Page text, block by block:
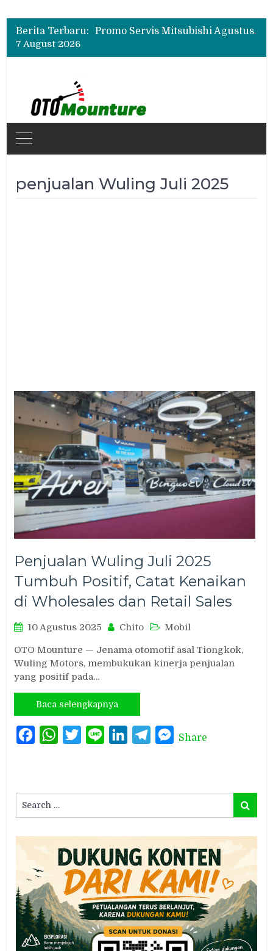
Berita Terbaru:
Bukan Cuma Layar 14,6 Inci, Ini Fitur Pintar Changan Nevo Q05 yang Dibanderol Rp309 Juta
Promo Servis Mitsubishi Agustus 2026, Ada Diskon ESP dan Bodi & Cat Kilau Merdeka
Bukan Cuma Layar 14,6 Inci, Ini Fitur Pintar Changan Nevo Q05 yang Dibanderol Rp309 Juta
7 August 2026
penjualan Wuling Juli 2025
Penjualan Wuling Juli 2025
Tumbuh Positif, Catat Kenaikan
di Wholesales dan Retail Sales
10 Agustus 2025 Chito Mobil
OTO Mounture — Jenama otomotif asal Tiongkok,
Wuling Motors, membukukan kinerja penjualan
yang positif pada…
Baca selengkapnya
FacebookWhatsAppTwitterLine LinkedInTelegramMessenger
Share
for:
Search